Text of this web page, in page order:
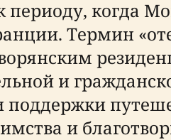
периоду, когда
Термин
и
поддержки
и